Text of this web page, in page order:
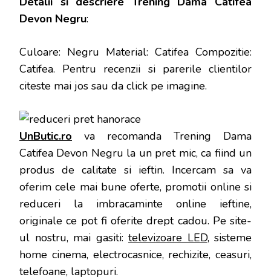
Devon Negru:
Culoare: Negru Material: Catifea Compozitie:
Catifea. Pentru recenzii si parerile clientilor
citeste mai jos sau da click pe imagine.
UnButic.ro va recomanda Trening Dama
Catifea Devon Negru la un pret mic, ca fiind un
produs de calitate si ieftin. Incercam sa va
oferim cele mai bune oferte, promotii online si
reduceri la imbracaminte online ieftine,
originale ce pot fi oferite drept cadou. Pe site-
ul nostru, mai gasiti: televizoare LED, sisteme
home cinema, electrocasnice, rechizite, ceasuri,
telefoane, laptopuri.